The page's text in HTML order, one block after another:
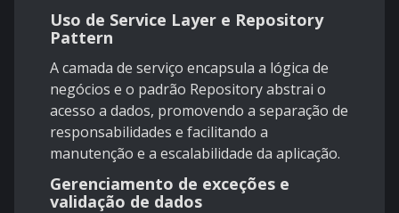
Uso de Service Layer e Repository
Pattern
A camada de serviço encapsula a lógica de
negócios e o padrão Repository abstrai o
acesso a dados, promovendo a separação de
responsabilidades e facilitando a
manutenção e a escalabilidade da aplicação.
Gerenciamento de exceções e
validação de dados